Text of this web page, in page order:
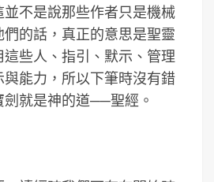
不是說那些作者只是機械
的話，真正的意思是聖靈
些人、指引、默示、管理
能力，所以下筆時沒有錯
就是神的道──聖經。